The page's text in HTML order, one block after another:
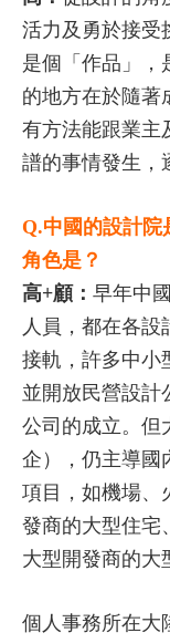
活力及勇於接受
是個「作品」，
的地方在於隨著
有方法能跟業主
譜的事情發生，
Q.中國的設計院
角色是？
高+顧： 早年中
人員，都在各設
接軌，許多中小
並開放民營設計
公司的成立。但
企），仍主導國
項目，如機場、
發商的大型住宅
大型開發商的大
個人事務所在大